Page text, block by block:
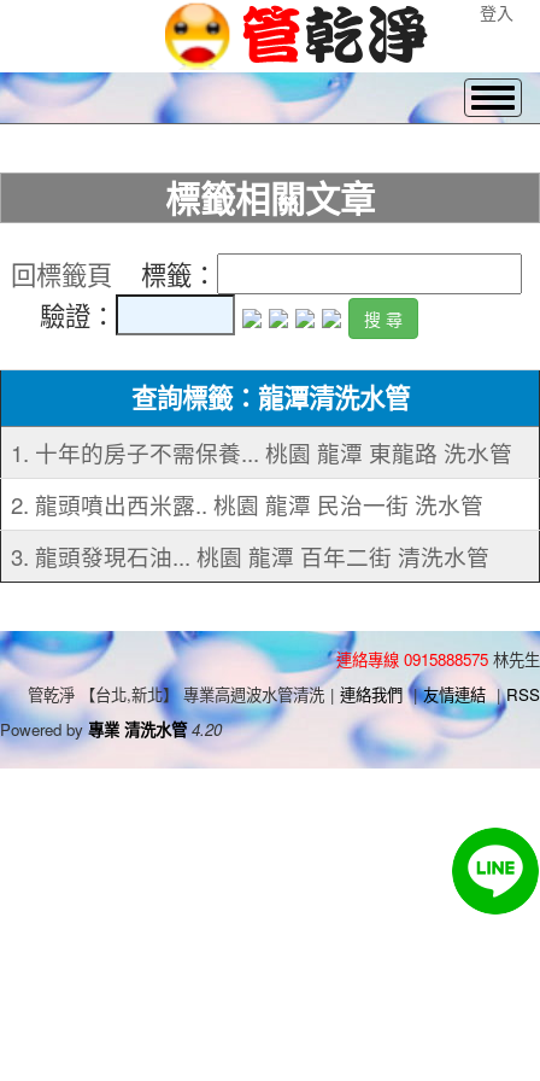
登入
標籤相關文章
回標籤頁 標籤：
驗證：
查詢標籤：龍潭清洗水管
1. 十年的房子不需保養... 桃園 龍潭 東龍路 洗水管
2. 龍頭噴出西米露.. 桃園 龍潭 民治一街 洗水管
3. 龍頭發現石油... 桃園 龍潭 百年二街 清洗水管
連絡專線 0915888575 林先生
管乾淨 【台北,新北】 專業高週波水管清洗 | 連絡我們 | 友情連結 | RSS
Powered by 專業 清洗水管 4.20